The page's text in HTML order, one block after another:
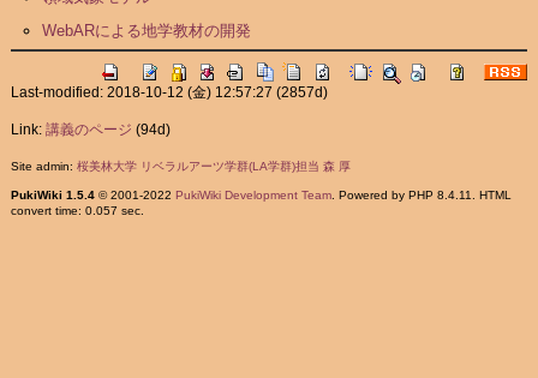
WebARによる地学教材の開発
Last-modified: 2018-10-12 (金) 12:57:27 (2857d)
Link: 講義のページ (94d)
Site admin: 桜美林大学 リベラルアーツ学群(LA学群)担当 森 厚
PukiWiki 1.5.4© 2001-2022 PukiWiki Development Team. Powered by PHP 8.4.11. HTML
convert time: 0.057 sec.